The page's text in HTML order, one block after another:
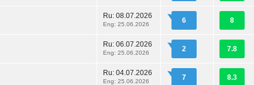
Ru: 08.07.2026
Eng: 25.06.2026 6 8
Ru: 06.07.2026
Eng: 25.06.2026 2 7.8
Ru: 04.07.2026
Eng: 25.06.2026 7 8.3